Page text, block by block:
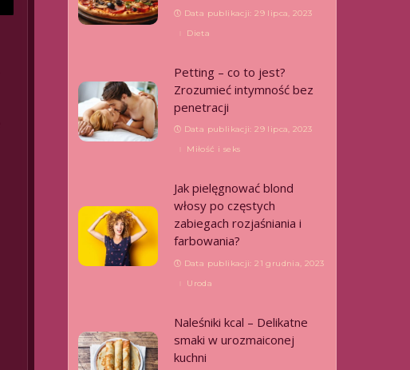
Data publikacji: 29 lipca, 2023
Dieta
Petting – co to jest?
Zrozumieć intymność bez
penetracji
Data publikacji: 29 lipca, 2023
Miłość i seks
Jak pielęgnować blond
włosy po częstych
zabiegach rozjaśniania i
farbowania?
Data publikacji: 21 grudnia, 2023
Uroda
Naleśniki kcal – Delikatne
smaki w urozmaiconej
kuchni